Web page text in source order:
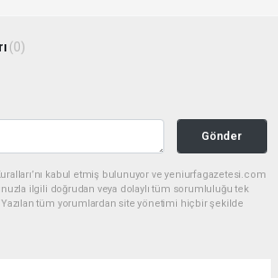
(0)
Gönder
kabul etmiş bulunuyor ve yeniurfagazetesi.com
ilgili doğrudan veya dolaylı tüm sorumluluğu tek
Yazılan tüm yorumlardan site yönetimi hiçbir şekilde